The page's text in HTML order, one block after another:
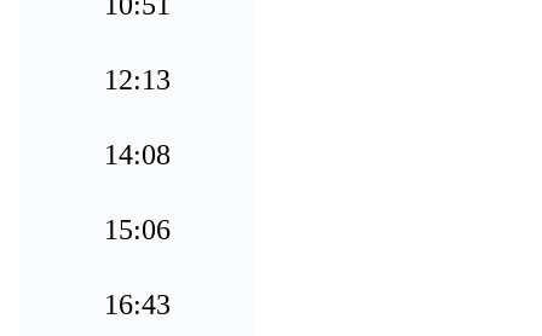
12:13
14:08
15:06
16:43